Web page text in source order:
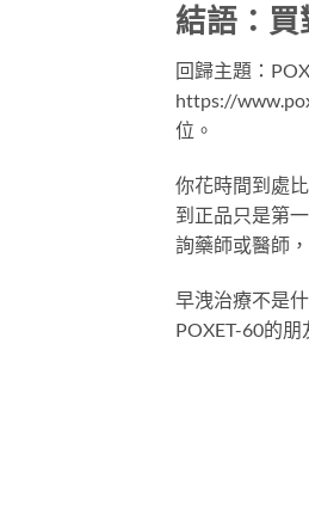
結語：買
回歸主題：
https://
位。
你花時間到處
到正品只是第
詢藥師或醫師
早洩治療不是
POXET-60的